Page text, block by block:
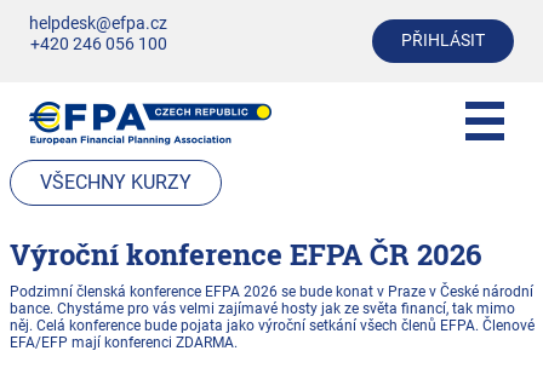
helpdesk@efpa.cz
+420 246 056 100
PŘIHLÁSIT
VŠECHNY KURZY
Výroční konference EFPA ČR 2026
Podzimní členská konference EFPA 2026 se bude konat v Praze v České národní
bance. Chystáme pro vás velmi zajímavé hosty jak ze světa financí, tak mimo
něj. Celá konference bude pojata jako výroční setkání všech členů EFPA. Členové
EFA/EFP mají konferenci ZDARMA.